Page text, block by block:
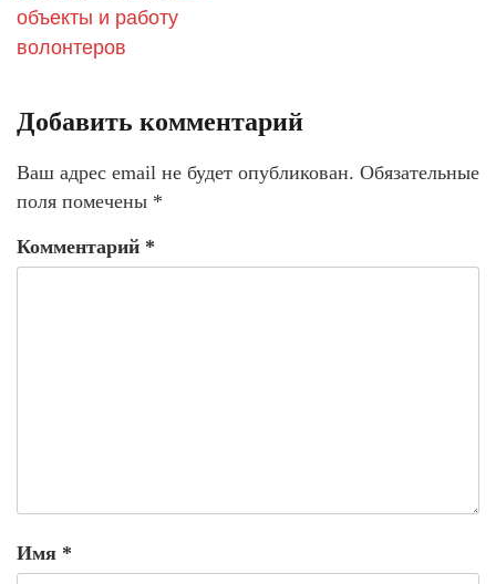
объекты и работу
волонтеров
Добавить комментарий
Ваш адрес email не будет опубликован. Обязательные
поля помечены *
Комментарий *
Имя *